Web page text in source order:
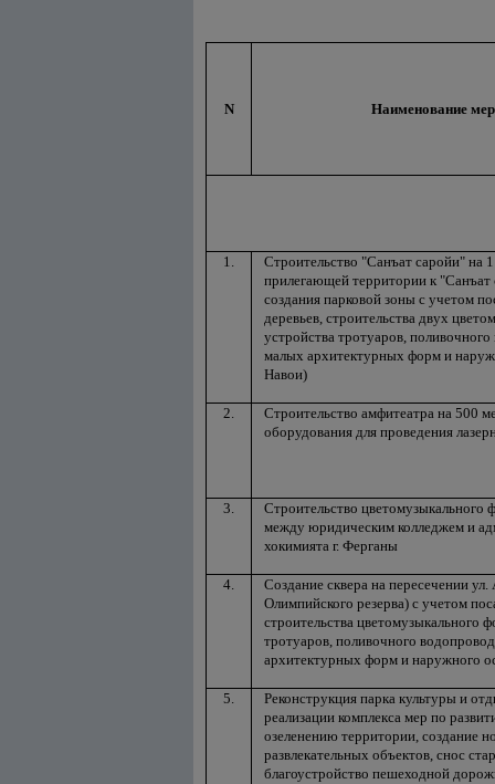
N Наименование
1.
Строительство "Санъат саройи" на
прилегающей территории к
создания парковой зоны с учетом
деревьев, строительства двух
устройства тротуаров,
малых архитектурных форм и
Навои)
2.
Строительство амфитеатра на 500
оборудования для проведения
3.
Строительство цветомузыкального
между юридическим колледжем и
хокимията г. Ферганы
4.
Создание сквера на пересечении
Олимпийского резерва) с учетом
строительства цветомузыкального
тротуаров, поливочного
архитектурных форм и наружного
5.
Реконструкция парка культуры и
реализации комплекса мер по
озеленению территории, создание
развлекательных объектов, снос
благоустройство пешеходной